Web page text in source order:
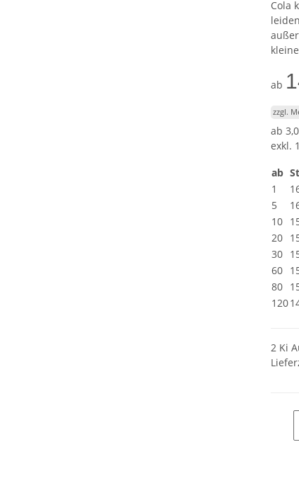
Cola
ab
zzgl.
ab
exkl.
ab
1
5
10
20
30
60
80
120
2 Ki